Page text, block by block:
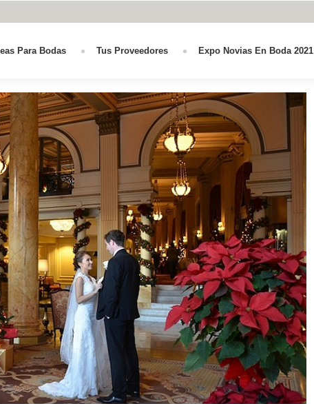
Para Bodas Tus Proveedores Expo Novias En Boda 2021